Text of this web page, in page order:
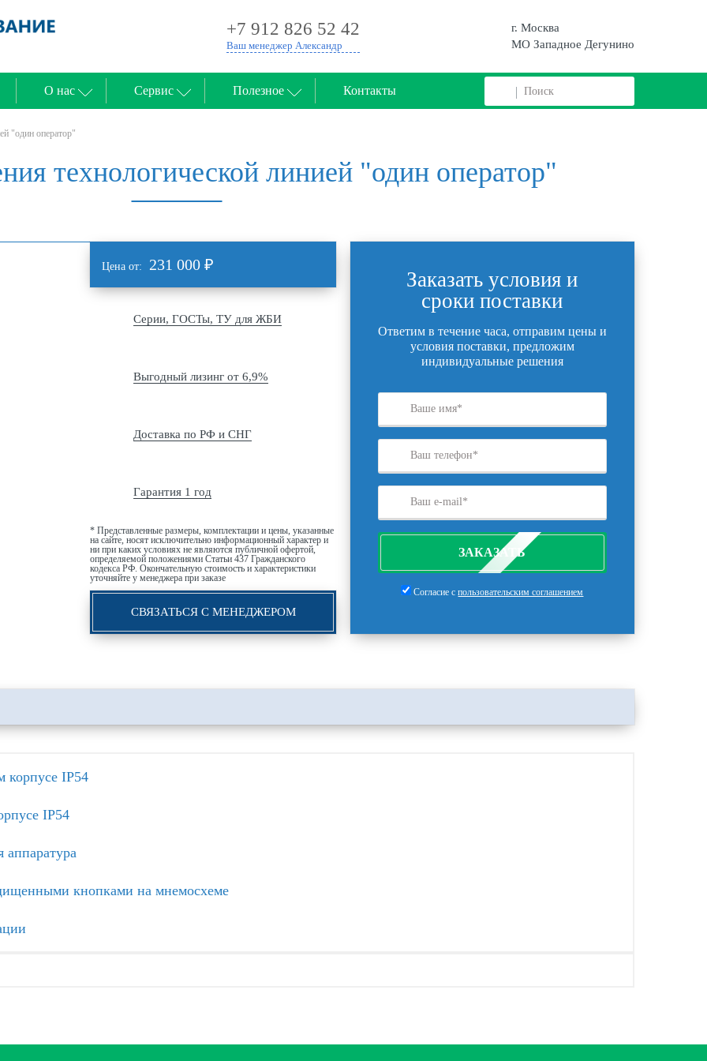
+7 912 826 52 42
Ваш менеджер Александр
г. Москва
МО Западное Дегунино
О нас Сервис Полезное Контакты
"один оператор"
технологической линией "один оператор"
Цена от: 231 000 ₽
Серии, ГОСТы, ТУ для ЖБИ
Выгодный лизинг от 6,9%
Доставка по РФ и СНГ
Гарантия 1 год
* Представленные размеры, комплектации и цены, указанные
на сайте, носят исключительно информационный характер и
ни при каких условиях не являются публичной офертой,
определяемой положениями Статьи 437 Гражданского
кодекса РФ. Окончательную стоимость и характеристики
уточняйте у менеджера при заказе
СВЯЗАТЬСЯ С МЕНЕДЖЕРОМ
Заказать условия и
сроки поставки
Ответим в течение часа, отправим цены и
условия поставки, предложим
индивидуальные решения
ЗАКАЗАТЬ
Согласие спользовательским соглашением
корпусе IP54
IP54
кнопками на мнемосхеме